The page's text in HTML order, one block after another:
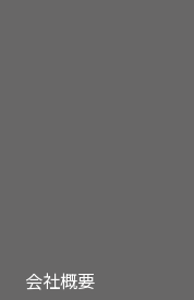
会社概要